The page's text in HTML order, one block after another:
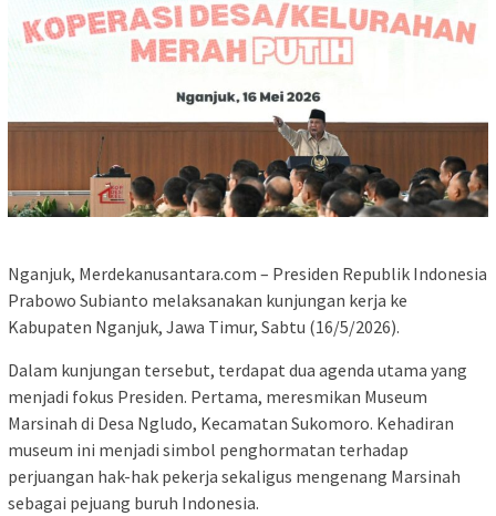
Nganjuk, Merdekanusantara.com – Presiden Republik Indonesia
Prabowo Subianto melaksanakan kunjungan kerja ke
Kabupaten Nganjuk, Jawa Timur, Sabtu (16/5/2026).
Dalam kunjungan tersebut, terdapat dua agenda utama yang
menjadi fokus Presiden. Pertama, meresmikan Museum
Marsinah di Desa Ngludo, Kecamatan Sukomoro. Kehadiran
museum ini menjadi simbol penghormatan terhadap
perjuangan hak-hak pekerja sekaligus mengenang Marsinah
sebagai pejuang buruh Indonesia.